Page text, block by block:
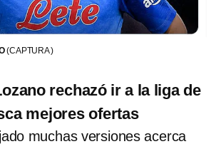
(CAPTURA )
rechazó ir a la liga de
mejores ofertas
muchas versiones acerca